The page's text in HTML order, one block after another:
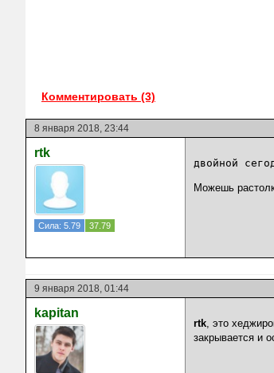
Комментировать (3)
8 января 2018, 23:44
rtk
Сила: 5.79 37.79
двойной
Можешь
9 января 2018, 01:44
kapitan
rtk, это
закрывается и